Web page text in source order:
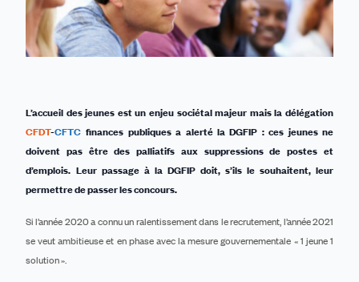
L’accueil des jeunes est un enjeu sociétal majeur mais la délégation
CFDT-CFTC finances publiques a alerté la DGFIP : ces jeunes ne
doivent pas être des palliatifs aux suppressions de postes et
d’emplois. Leur passage à la DGFIP doit, s’ils le souhaitent, leur
permettre de passer les concours.
Si l’année 2020 a connu un ralentissement dans le recrutement, l’année 2021
se veut ambitieuse et en phase avec la mesure gouvernementale « 1 jeune 1
solution ».